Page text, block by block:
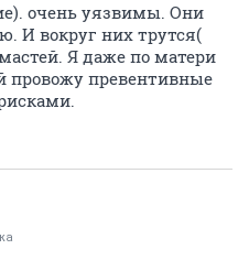
очень уязвимы. Они
И вокруг них трутся(
Я даже по матери
провожу превентивные